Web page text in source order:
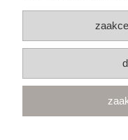
ul.
010|MAIL: